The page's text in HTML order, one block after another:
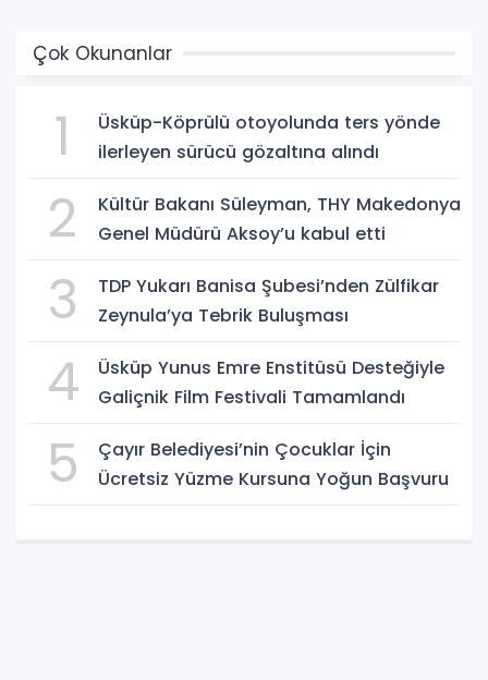
Çok Okunanlar
1
Üsküp-Köprülü otoyolunda ters yönde
ilerleyen sürücü gözaltına alındı
2
Kültür Bakanı Süleyman, THY Makedonya
Genel Müdürü Aksoy’u kabul etti
3
TDP Yukarı Banisa Şubesi’nden Zülfikar
Zeynula’ya Tebrik Buluşması
4
Üsküp Yunus Emre Enstitüsü Desteğiyle
Galiçnik Film Festivali Tamamlandı
5
Çayır Belediyesi’nin Çocuklar İçin
Ücretsiz Yüzme Kursuna Yoğun Başvuru